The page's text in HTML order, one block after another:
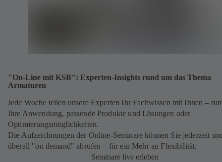
"On-Line mit KSB": Experten-Insights rund um das Thema
Armaturen
Jede Woche teilen unsere Experten Ihr Fachwissen mit Ihnen –
Ihre Anwendung, passende Produkte und Lösungen oder
Optimierungsmöglichkeiten.
Die Aufzeichnungen der Online-Seminare können Sie jederzeit
überall "on demand" abrufen – für ein Mehr an Flexibilität.
Seminare live erleben